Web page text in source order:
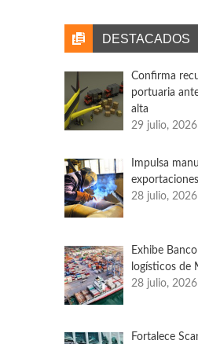
automotriz en el periodo
momento, la industria
la falta de chips.
DESTACADOS
Confirma
portuaria
alta
29 julio, 2026
Impulsa
28 julio, 2026
Exhibe
logísticos de
28 julio, 2026
Fortalece